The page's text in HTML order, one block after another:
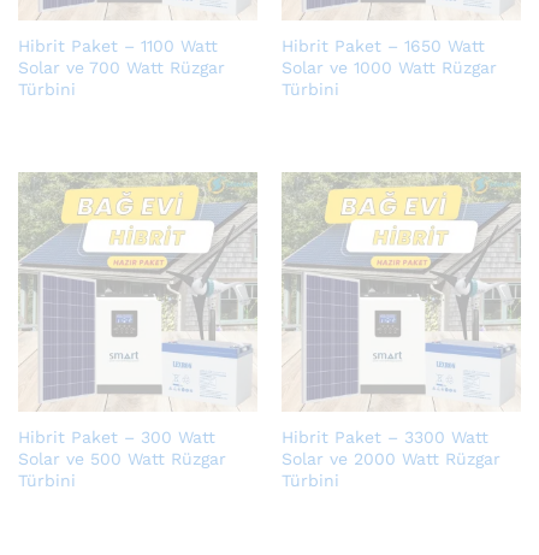
Hibrit Paket – 1100 Watt
Solar ve 700 Watt Rüzgar
Türbini
Hibrit Paket – 1650 Watt
Solar ve 1000 Watt Rüzgar
Türbini
Hibrit Paket – 300 Watt
Solar ve 500 Watt Rüzgar
Türbini
Hibrit Paket – 3300 Watt
Solar ve 2000 Watt Rüzgar
Türbini